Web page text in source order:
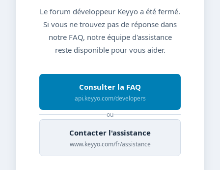
Le forum développeur Keyyo a été fermé.
Si vous ne trouvez pas de réponse dans
notre FAQ, notre équipe d'assistance
reste disponible pour vous aider.
Consulter la FAQ
api.keyyo.com/developers
ou
Contacter l'assistance
www.keyyo.com/fr/assistance